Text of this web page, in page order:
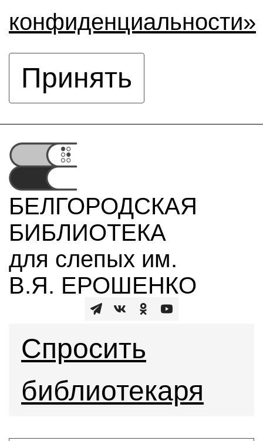
конфиденциальности»
Принять
БЕЛГОРОДСКАЯ
БИБЛИОТЕКА
для слепых им.
В.Я. ЕРОШЕНКО
Спросить
библиотекаря